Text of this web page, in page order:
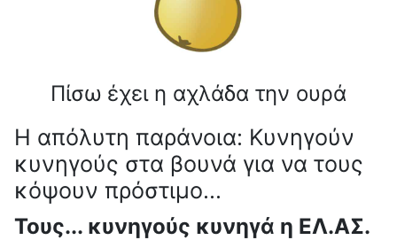
Πίσω έχει η αχλάδα την ουρά
Η απόλυτη παράνοια: Κυνηγούν
κυνηγούς στα βουνά για να τους
κόψουν πρόστιμο...
Τους... κυνηγούς κυνηγά η ΕΛ.ΑΣ.